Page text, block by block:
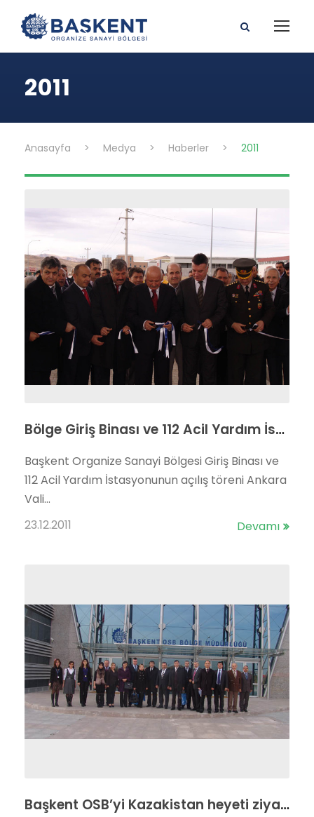
2011
Anasayfa > Medya > Haberler > 2011
Bölge Giriş Binası ve 112 Acil Yardım İstasyonu açılış töreni yapıldı
Başkent Organize Sanayi Bölgesi Giriş Binası ve
112 Acil Yardım İstasyonunun açılış töreni Ankara
Vali...
23.12.2011
Devamı
Başkent OSB’yi Kazakistan heyeti ziyaret etti